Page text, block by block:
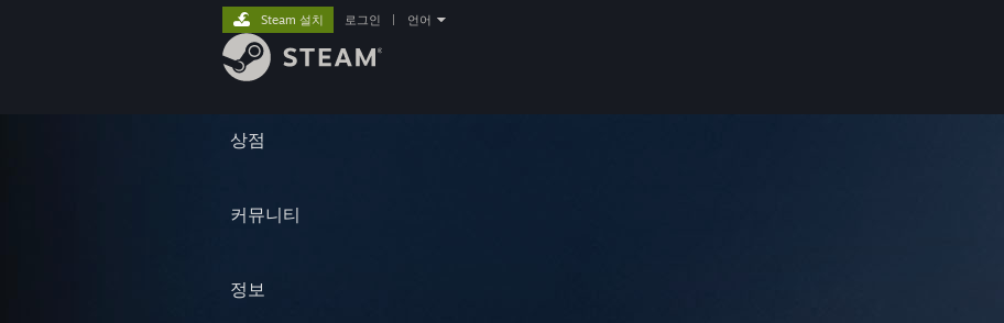
상점
커뮤니티
정보
Steam 설치 로그인 언어